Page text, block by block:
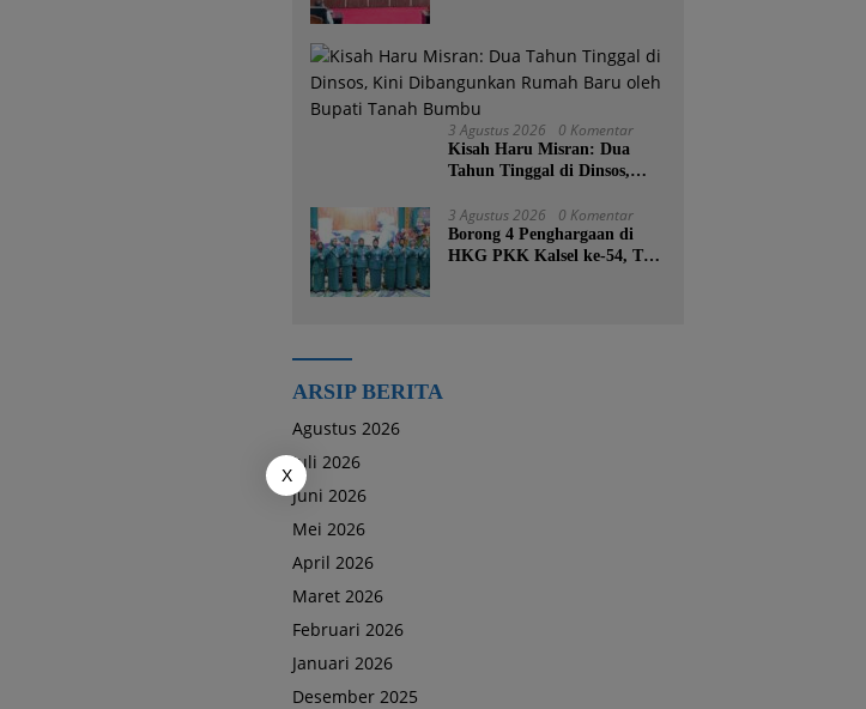
3 Agustus 2026 0 Komentar
Kisah Haru Misran: Dua
Tahun Tinggal di Dinsos,
Baru oleh Bupati Tanah
Bumbu
3 Agustus 2026 0 Komentar
Borong 4 Penghargaan di
HKG PKK Kalsel ke-54, TP
ARSIP BERITA
Agustus 2026
Juli 2026
Juni 2026
Mei 2026
April 2026
Maret 2026
Februari 2026
Januari 2026
Desember 2025
X